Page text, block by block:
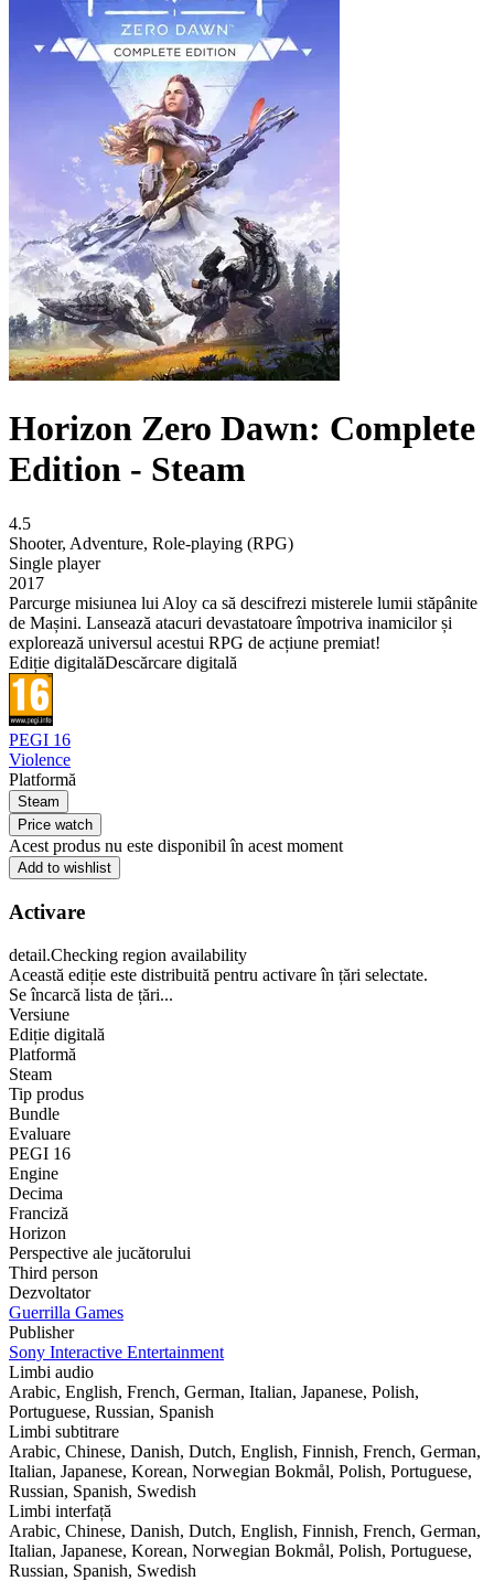
Horizon Zero Dawn: Complete
Edition - Steam
4.5
Shooter, Adventure, Role-playing (RPG)
Single player
2017
Parcurge misiunea lui Aloy ca să descifrezi misterele lumii stăpânite
de Mașini. Lansează atacuri devastatoare împotriva inamicilor și
explorează universul acestui RPG de acțiune premiat!
Ediție digitalăDescărcare digitală
PEGI 16
Violence
Platformă
Steam
Price watch
Acest produs nu este disponibil în acest moment
Add to wishlist
Activare
detail.Checking region availability
Această ediție este distribuită pentru activare în țări selectate.
Se încarcă lista de țări...
Versiune
Ediție digitală
Platformă
Steam
Tip produs
Bundle
Evaluare
PEGI 16
Engine
Decima
Franciză
Horizon
Perspective ale jucătorului
Third person
Dezvoltator
Guerrilla Games
Publisher
Sony Interactive Entertainment
Limbi audio
Arabic, English, French, German, Italian, Japanese, Polish,
Portuguese, Russian, Spanish
Limbi subtitrare
Arabic, Chinese, Danish, Dutch, English, Finnish, French, German,
Italian, Japanese, Korean, Norwegian Bokmål, Polish, Portuguese,
Russian, Spanish, Swedish
Limbi interfață
Arabic, Chinese, Danish, Dutch, English, Finnish, French, German,
Italian, Japanese, Korean, Norwegian Bokmål, Polish, Portuguese,
Russian, Spanish, Swedish